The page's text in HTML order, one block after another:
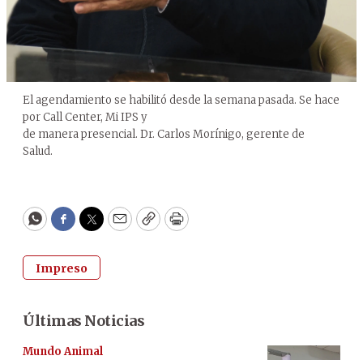
El agendamiento se habilitó desde la semana pasada. Se hace
por Call Center, Mi IPS y
de manera presencial. Dr. Carlos Morínigo, gerente de
Salud.
WhatsApp
Facebook
Twitter
EmailCopyPrint
Impreso
Últimas Noticias
Mundo Animal